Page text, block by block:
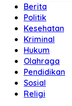
Berita
Politik
Kesehatan
Kriminal
Hukum
Olahraga
Pendidikan
Sosial
Religi